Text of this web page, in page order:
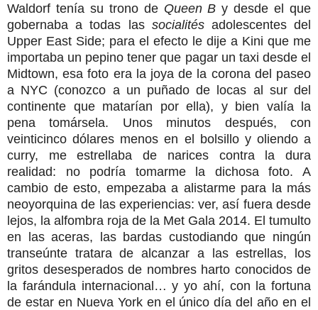
Waldorf tenía su trono de Queen B y desde el que
gobernaba a todas las socialitésadolescentes del
Upper East Side; para el efecto le dije a Kini que me
importaba un pepino tener que pagar un taxi desde el
Midtown, esa foto era la joya de la corona del paseo
a NYC (conozco a un puñado de locas al sur del
continente que matarían por ella), y bien valía la
pena tomársela. Unos minutos después, con
veinticinco dólares menos en el bolsillo y oliendo a
curry, me estrellaba de narices contra la dura
realidad: no podría tomarme la dichosa foto. A
cambio de esto, empezaba a alistarme para la más
neoyorquina de las experiencias: ver, así fuera desde
lejos, la alfombra roja de la Met Gala 2014. El tumulto
en las aceras, las bardas custodiando que ningún
transeúnte tratara de alcanzar a las estrellas, los
gritos desesperados de nombres harto conocidos de
la farándula internacional… y yo ahí, con la fortuna
de estar en Nueva York en el único día del año en el